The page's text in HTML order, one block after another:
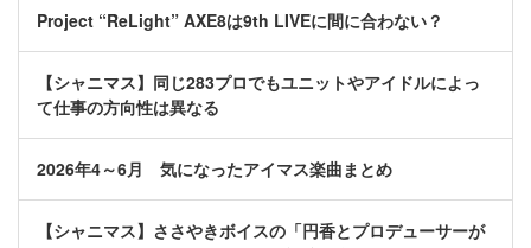
Project “ReLight” AXE8は9th LIVEに間に合わない？
【シャニマス】同じ283プロでもユニットやアイドルによっ
て仕事の方向性は異なる
2026年4～6月 気になったアイマス楽曲まとめ
【シャニマス】ささやきボイスの「円香とプロデューサーが